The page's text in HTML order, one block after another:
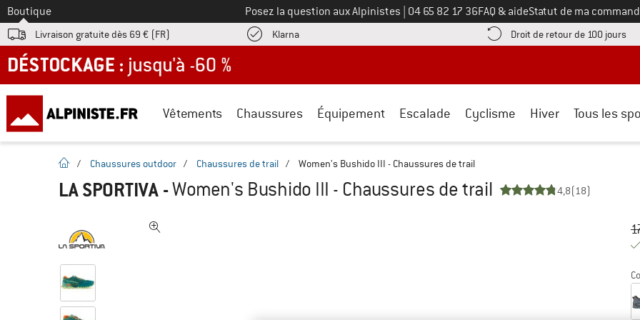
Vers le
Boutique Posez la question aux Alpinistes Appelez-nous au
04 65 82 17 36FAQ & aideStatut de ma
Livraison gratuite dès 69 € (FR) KlarnaTrouve les informations de paiement ici ! Ouvre une boîte d'information
Droit de retour de 100 jours
DÉSTOCKAGE : jusqu'à -60 %
Vêtements Chaussures Équipement Escalade Cyclisme Hiver Tous les
Page d'accueil
/ Chaussures outdoor / Chaussures de trail / Women's Bushido III - Chaussures de trail
LA SPORTIVA -Women's Bushido III - Chaussures de trail 4,8(18)